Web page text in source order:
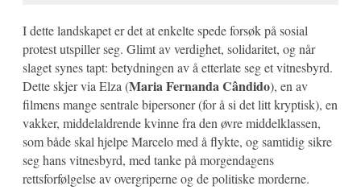
I dette landskapet er det at enkelte spede forsøk på sosial
protest utspiller seg. Glimt av verdighet, solidaritet, og når
slaget synes tapt: betydningen av å etterlate seg et vitnesbyrd.
Dette skjer via Elza (Maria Fernanda Cândido), en av
filmens mange sentrale bipersoner (for å si det litt kryptisk), en
vakker, middelaldrende kvinne fra den øvre middelklassen,
som både skal hjelpe Marcelo med å flykte, og samtidig sikre
seg hans vitnesbyrd, med tanke på morgendagens
rettsforfølgelse av overgriperne og de politiske morderne.